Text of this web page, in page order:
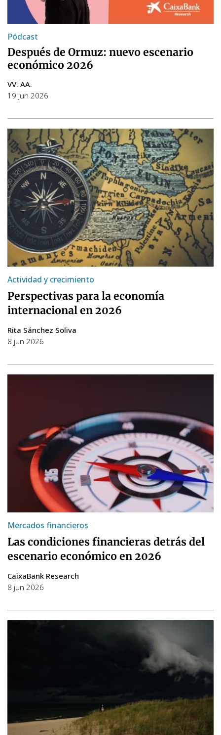
Pódcast
Después de Ormuz: nuevo escenario
económico 2026
VV. AA.
19 jun 2026
Actividad y crecimiento
Perspectivas para la economía
internacional en 2026
Rita Sánchez Soliva
8 jun 2026
Mercados financieros
Las condiciones financieras detrás del
escenario económico en 2026
CaixaBank Research
8 jun 2026